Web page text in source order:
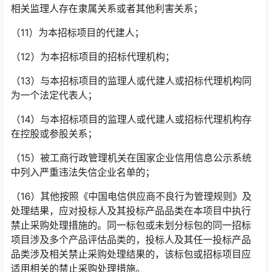
相关监理人存在隶属关系或者其他利害关系；
（11）为本招标项目的代建人；
（12）为本招标项目的招标代理机构；
（13）与本招标项目的监理人或代建人或招标代理机构同
为一个法定代表人；
（14）与本招标项目的监理人或代建人或招标代理机构存
在控股或参股关系；
（15）被工商行政管理机关在国家企业信用信息公示系统
中列入严重违法失信企业名单的；
（16）其他按照《中国电信供应商不良行为管理规则》及
处理结果，应对投标人及其投标产品品类在本项目中执行
禁止采购处理措施的。同一标包或未划分标包的同一招标
项目涉及多个产品评估品类的，投标人及其任一投标产品
品类涉及相关禁止采购处理结果的，该标包或招标项目应
适用相关的禁止采购处理措施。